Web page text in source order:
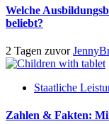
Welche
beliebt?
2 Tagen zuvor
Staatliche
Zahlen & Fakten: